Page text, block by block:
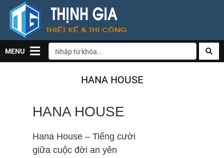
MENU
HANA HOUSE
HANA HOUSE
Hana House – Tiếng cười
giữa cuộc đời an yên